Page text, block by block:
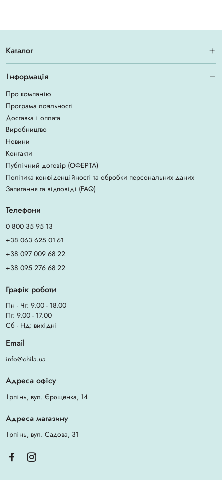
Каталог
Інформація
Про компанію
Програма лояльності
Доставка і оплата
Виробництво
Новини
Контакти
Публічний договір (ОФЕРТА)
Політика конфіденційності та обробки персональних даних
Запитання та відповіді (FAQ)
Телефони
0 800 35 95 13
+38 063 625 01 61
+38 097 009 68 22
+38 095 276 68 22
Графік роботи
Пн - Чт: 9.00 - 18.00
Пт: 9.00 - 17.00
Сб - Нд: вихідні
Email
info@chila.ua
Адреса офісу
Ірпінь, вул. Єрощенка, 14
Адреса магазину
Ірпінь, вул. Садова, 31